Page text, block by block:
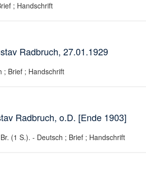
; Handschrift
Radbruch, 27.01.1929
; Brief ; Handschrift
Radbruch, o.D. [Ende 1903]
(1 S.). - Deutsch ; Brief ; Handschrift